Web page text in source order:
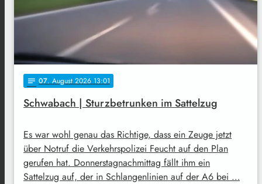
notes 07. August 2026 13:01
Schwabach | Sturzbetrunken im Sattelzug
Es war wohl genau das Richtige, dass ein Zeuge jetzt
über Notruf die Verkehrspolizei Feucht auf den Plan
gerufen hat. Donnerstagnachmittag fällt ihm ein
Sattelzug auf, der in Schlangenlinien auf der A6 bei …